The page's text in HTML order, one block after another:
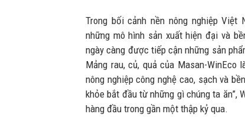
Trong bối cảnh nền nông nghiệp Việt
những mô hình sản xuất hiện đại và
ngày càng được tiếp cận những sản
Mảng rau, củ, quả của Masan-
nông nghiệp công nghệ cao, sạch và
khỏe bắt đầu từ những gì chúng ta ăn”,
hàng đầu trong gần một thập kỷ qua.